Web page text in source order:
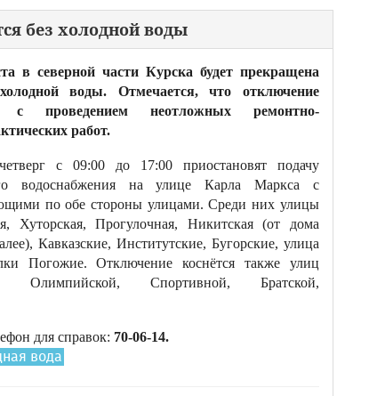
без холодной воды
в северной части Курска будет прекращена
воды. Отмечается, что отключение
с проведением неотложных ремонтно-
работ.
с 09:00 до 17:00 приостановят подачу
водоснабжения на улице Карла Маркса с
по обе стороны улицами. Среди них улицы
Хуторская, Прогулочная, Никитская (от дома
Кавказские, Институтские, Бугорские, улица
Погожие. Отключение коснётся также улиц
Олимпийской, Спортивной, Братской,
для справок: 70-06-14.
вода